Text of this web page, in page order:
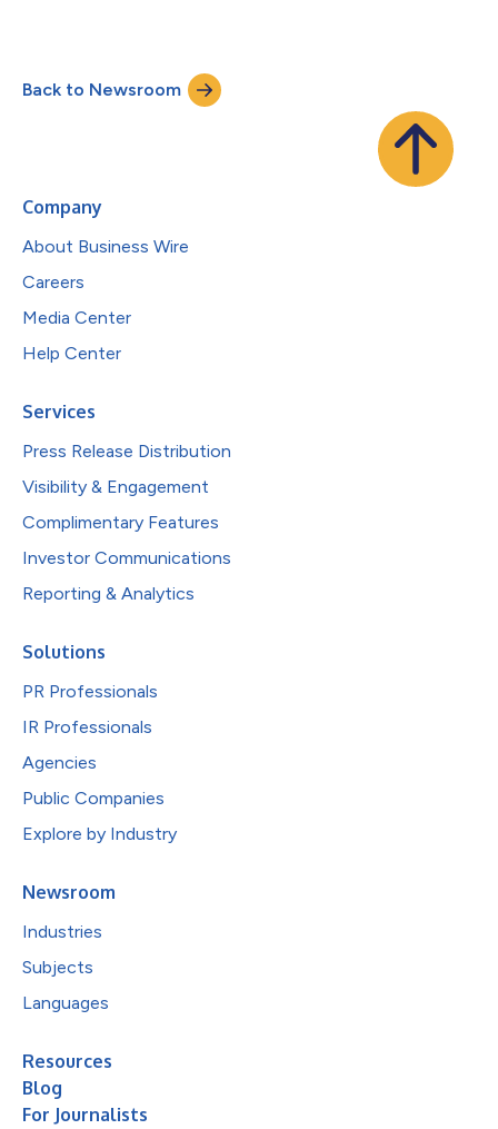
keresetét. A jóváhagyott jogorvoslat megerősíti, hogy a
Vállalat a szokásos üzletmenet keretében folytatja működését,
és az átszervezés során teljes mértékben kifizeti...
Back to Newsroom
Company
About Business Wire
Careers
Media Center
Help Center
Services
Press Release Distribution
Visibility & Engagement
Complimentary Features
Investor Communications
Reporting & Analytics
Solutions
PR Professionals
IR Professionals
Agencies
Public Companies
Explore by Industry
Newsroom
Industries
Subjects
Languages
Resources
Blog
For Journalists